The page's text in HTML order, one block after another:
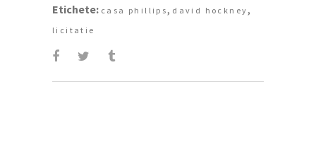
Etichete: casa phillips, david hockney,
licitatie